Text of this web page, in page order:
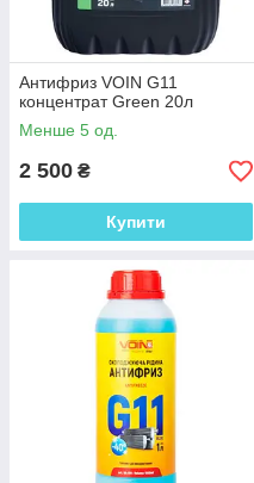
Антифриз VOIN G11
концентрат Green 20л
Менше 5 од.
2 500 ₴
Купити